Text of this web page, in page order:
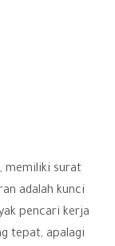
memiliki surat
adalah kunci
pencari kerja
tepat, apalagi